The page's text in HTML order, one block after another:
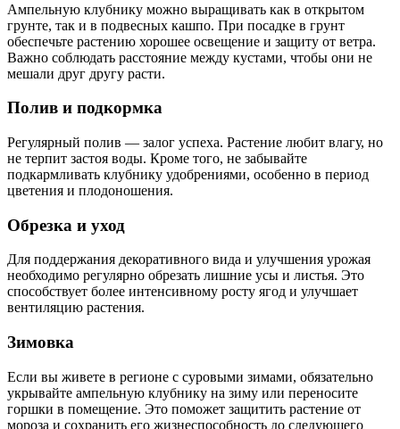
Ампельную клубнику можно выращивать как в открытом
грунте, так и в подвесных кашпо. При посадке в грунт
обеспечьте растению хорошее освещение и защиту от ветра.
Важно соблюдать расстояние между кустами, чтобы они не
мешали друг другу расти.
Полив и подкормка
Регулярный полив — залог успеха. Растение любит влагу, но
не терпит застоя воды. Кроме того, не забывайте
подкармливать клубнику удобрениями, особенно в период
цветения и плодоношения.
Обрезка и уход
Для поддержания декоративного вида и улучшения урожая
необходимо регулярно обрезать лишние усы и листья. Это
способствует более интенсивному росту ягод и улучшает
вентиляцию растения.
Зимовка
Если вы живете в регионе с суровыми зимами, обязательно
укрывайте ампельную клубнику на зиму или переносите
горшки в помещение. Это поможет защитить растение от
мороза и сохранить его жизнеспособность до следующего